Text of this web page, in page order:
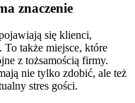
znaczenie
się klienci,
także miejsce, które
z tożsamością firmy.
nie tylko zdobić, ale też
stres gości.